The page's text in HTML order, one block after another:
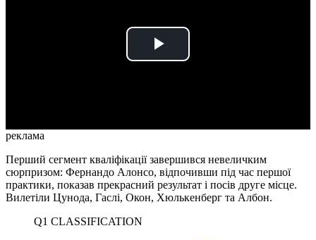
Play
реклама
Перший сегмент кваліфікації завершився невеличким
сюрпризом: Фернандо Алонсо, відпочивши під час першої
практики, показав прекрасний результат і посів друге місце.
Вилетіли Цунода, Гаслі, Окон, Хюлькенберг та Албон.
Q1 CLASSIFICATION